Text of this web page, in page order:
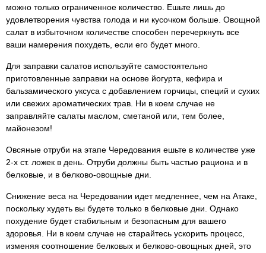
можно только ограниченное количество. Ешьте лишь до
удовлетворения чувства голода и ни кусочком больше. Овощной
салат в избыточном количестве способен перечеркнуть все
ваши намерения похудеть, если его будет много.
Для заправки салатов используйте самостоятельно
приготовленные заправки на основе йогурта, кефира и
бальзамического уксуса с добавлением горчицы, специй и сухих
или свежих ароматических трав. Ни в коем случае не
заправляйте салаты маслом, сметаной или, тем более,
майонезом!
Овсяные отруби на этапе Чередования ешьте в количестве уже
2-х ст. ложек в день. Отруби должны быть частью рациона и в
белковые, и в белково-овощные дни.
Снижение веса на Чередовании идет медленнее, чем на Атаке,
поскольку худеть вы будете только в белковые дни. Однако
похудение будет стабильным и безопасным для вашего
здоровья. Ни в коем случае не старайтесь ускорить процесс,
изменяя соотношение белковых и белково-овощных дней, это